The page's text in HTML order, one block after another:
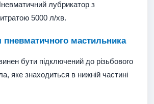
лубрикатор з
5000 л/хв.
пневматичного мастильника
бути підключений до різьбового
яке знаходиться в нижній частині